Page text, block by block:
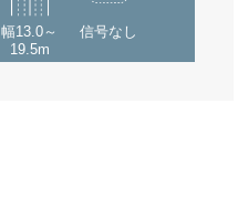
幅13.0～
19.5m
信号なし